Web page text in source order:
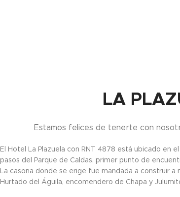
LA
Estamos felices de tenerte con
El Hotel La Plazuela con RNT 4878 está ubicado en
pasos del Parque de Caldas, primer punto de
La casona donde se erige fue mandada a construir a
Hurtado del Águila, encomendero de Chapa y